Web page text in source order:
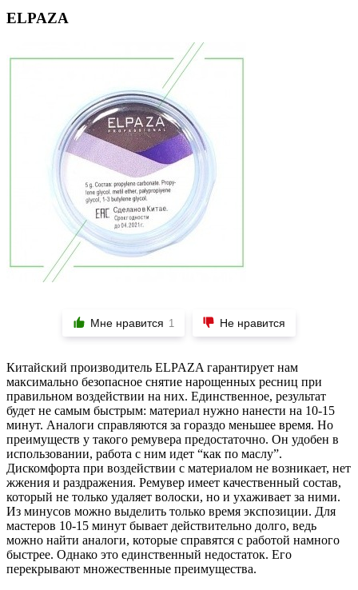
ELPAZA
Мне нравится 1 Не нравится
Китайский производитель ELPAZA гарантирует нам
максимально безопасное снятие нарощенных ресниц при
правильном воздействии на них. Единственное, результат
будет не самым быстрым: материал нужно нанести на 10-15
минут. Аналоги справляются за гораздо меньшее время. Но
преимуществ у такого ремувера предостаточно. Он удобен в
использовании, работа с ним идет “как по маслу”.
Дискомфорта при воздействии с материалом не возникает, нет
жжения и раздражения. Ремувер имеет качественный состав,
который не только удаляет волоски, но и ухаживает за ними.
Из минусов можно выделить только время экспозиции. Для
мастеров 10-15 минут бывает действительно долго, ведь
можно найти аналоги, которые справятся с работой намного
быстрее. Однако это единственный недостаток. Его
перекрывают множественные преимущества.